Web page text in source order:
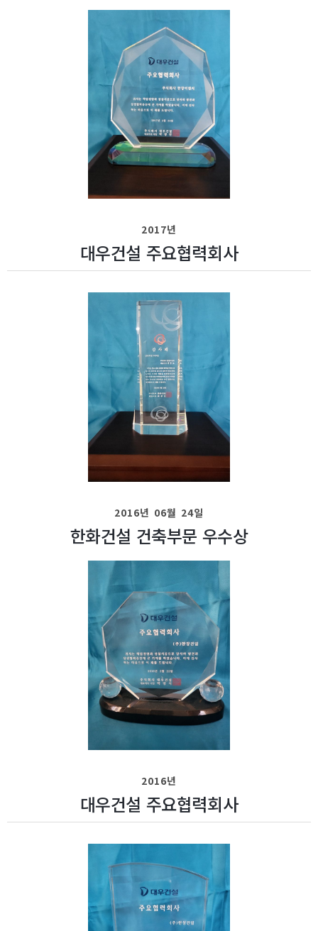
2017년
대우건설 주요협력회사
2016년 06월 24일
한화건설 건축부문 우수상
2016년
대우건설 주요협력회사